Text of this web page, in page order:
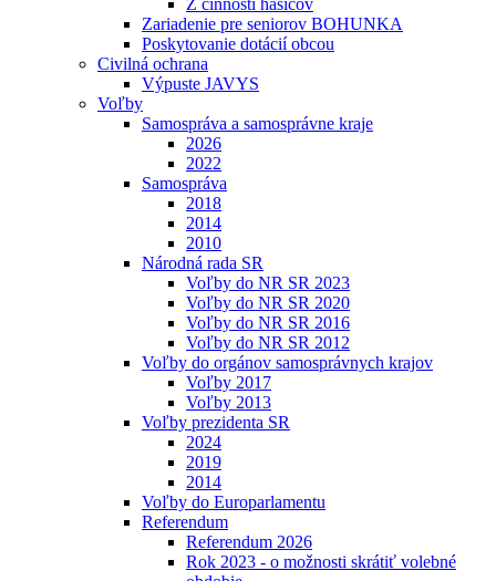
Z činnosti hasičov
Zariadenie pre seniorov BOHUNKA
Poskytovanie dotácií obcou
Civilná ochrana
Výpuste JAVYS
Voľby
Samospráva a samosprávne kraje
2026
2022
Samospráva
2018
2014
2010
Národná rada SR
Voľby do NR SR 2023
Voľby do NR SR 2020
Voľby do NR SR 2016
Voľby do NR SR 2012
Voľby do orgánov samosprávnych krajov
Voľby 2017
Voľby 2013
Voľby prezidenta SR
2024
2019
2014
Voľby do Europarlamentu
Referendum
Referendum 2026
Rok 2023 - o možnosti skrátiť volebné